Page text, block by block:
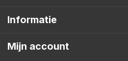
Informatie
Mijn account